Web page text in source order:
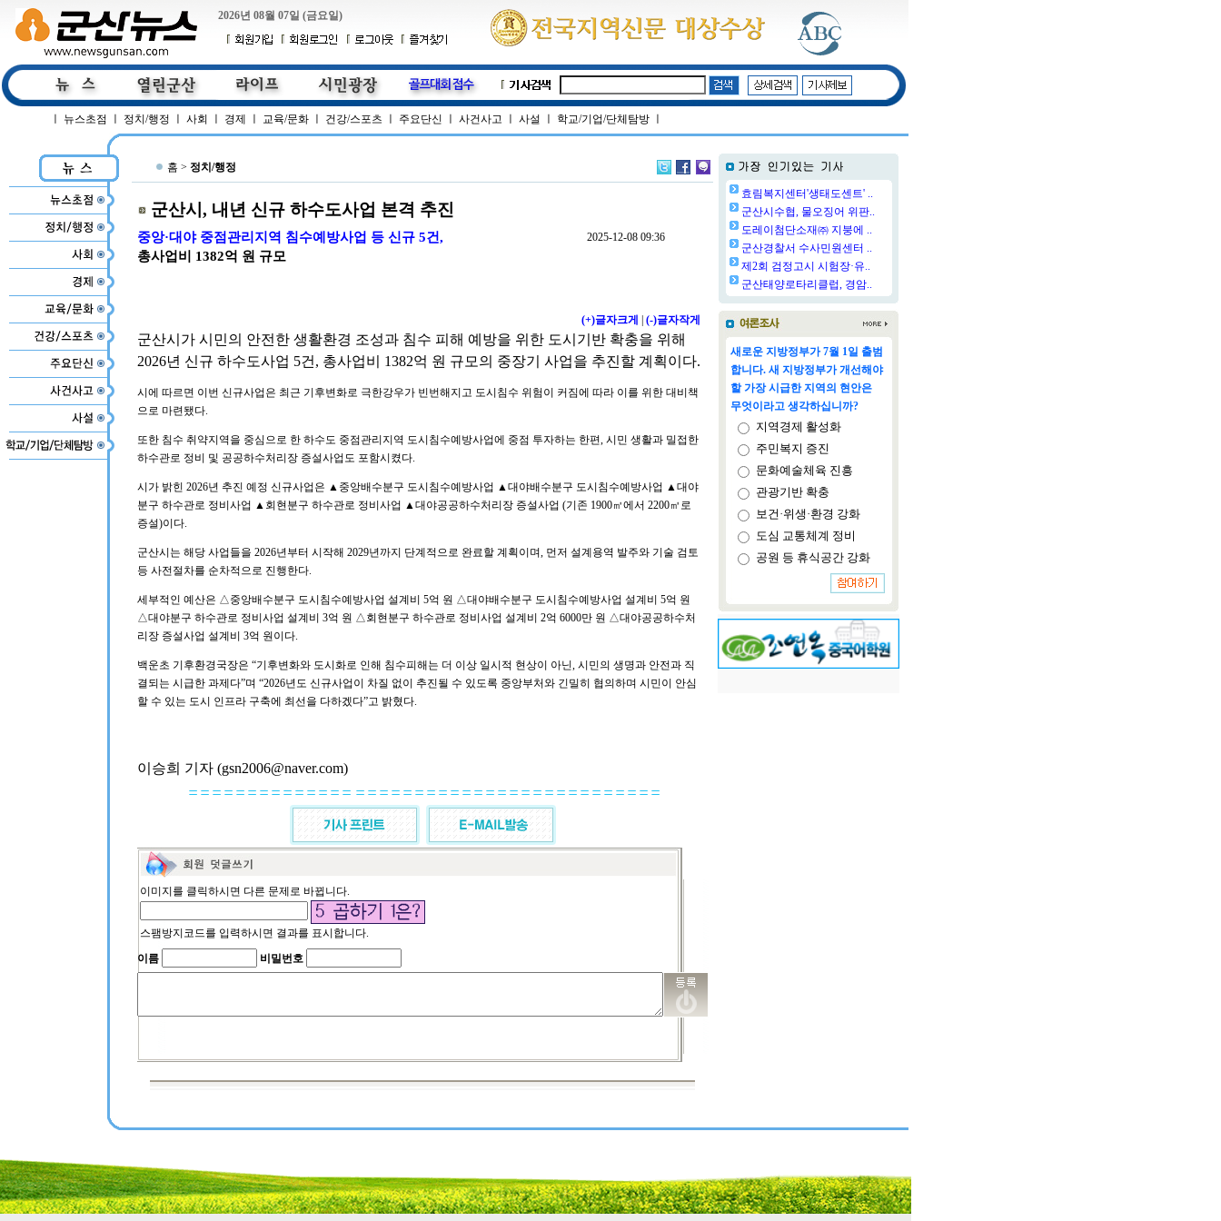
2026년 08월 07일 (금요일)
뉴스초점 정치/행정 사회 경제 교육/문화 건강/스포츠 주요단신 사건사고 사설 학교/기업/단체탐방
홈 > 정치/행정
군산시, 내년 신규 하수도사업 본격 추진
중앙·대야 중점관리지역 침수예방사업 등 신규 5건, 2025-12-08 09:36
총사업비 1382억 원 규모
(+)글자크게 (-)글자작게
군산시가 시민의 안전한 생활환경 조성과 침수 피해 예방을 위한 도시기반 확충을 위해
2026년 신규 하수도사업 5건, 총사업비 1382억 원 규모의 중장기 사업을 추진할 계획이다.
시에 따르면 이번 신규사업은 최근 기후변화로 극한강우가 빈번해지고 도시침수 위험이 커짐에 따라 이를 위한 대비책
으로 마련됐다.
또한 침수 취약지역을 중심으로 한 하수도 중점관리지역 도시침수예방사업에 중점 투자하는 한편, 시민 생활과 밀접한
하수관로 정비 및 공공하수처리장 증설사업도 포함시켰다.
시가 밝힌 2026년 추진 예정 신규사업은 ▲중앙배수분구 도시침수예방사업 ▲대야배수분구 도시침수예방사업 ▲대야
분구 하수관로 정비사업 ▲회현분구 하수관로 정비사업 ▲대야공공하수처리장 증설사업 (기존 1900㎥에서 2200㎥로
증설)이다.
군산시는 해당 사업들을 2026년부터 시작해 2029년까지 단계적으로 완료할 계획이며, 먼저 설계용역 발주와 기술 검토
등 사전절차를 순차적으로 진행한다.
세부적인 예산은 △중앙배수분구 도시침수예방사업 설계비 5억 원 △대야배수분구 도시침수예방사업 설계비 5억 원
△대야분구 하수관로 정비사업 설계비 3억 원 △회현분구 하수관로 정비사업 설계비 2억 6000만 원 △대야공공하수처
리장 증설사업 설계비 3억 원이다.
백운초 기후환경국장은 “기후변화와 도시화로 인해 침수피해는 더 이상 일시적 현상이 아닌, 시민의 생명과 안전과 직
결되는 시급한 과제다”며 “2026년도 신규사업이 차질 없이 추진될 수 있도록 중앙부처와 긴밀히 협의하며 시민이 안심
할 수 있는 도시 인프라 구축에 최선을 다하겠다”고 밝혔다.
이승희 기자 (gsn2006@naver.com)
이미지를 클릭하시면 다른 문제로 바뀝니다.
스팸방지코드를 입력하시면 결과를 표시합니다.
이름
비밀번호
효림복지센터'생태도센트' ..
군산시수협, 물오징어 위판..
도레이첨단소재㈜ 지붕에 ..
군산경찰서 수사민원센터 ..
제2회 검정고시 시험장·유..
군산태양로타리클럽, 경암..
새로운 지방정부가 7월 1일 출범
합니다. 새 지방정부가 개선해야
할 가장 시급한 지역의 현안은
무엇이라고 생각하십니까?
지역경제 활성화
주민복지 증진
문화예술체육 진흥
관광기반 확충
보건·위생·환경 강화
도심 교통체계 정비
공원 등 휴식공간 강화